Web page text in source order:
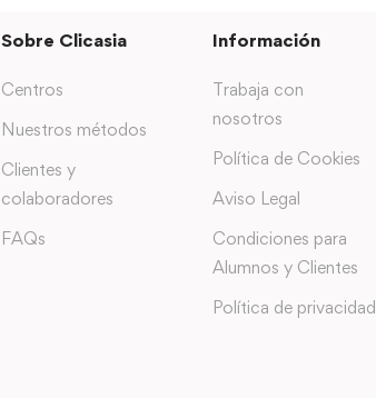
Sobre Clicasia
Centros
Nuestros métodos
Clientes y
colaboradores
FAQs
Información
Trabaja con
nosotros
Política de Cookies
Aviso Legal
Condiciones para
Alumnos y Clientes
Política de privacidad